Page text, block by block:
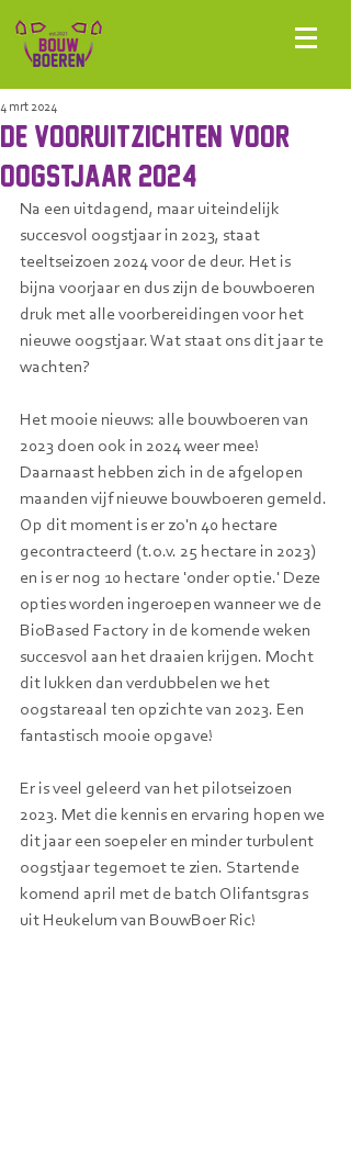
de vooruitzichten voor
oogstjaar 2024
4 mrt 2024
Na een uitdagend, maar uiteindelijk
succesvol oogstjaar in 2023, staat
teeltseizoen 2024 voor de deur. Het is
bijna voorjaar en dus zijn de bouwboeren
druk met alle voorbereidingen voor het
nieuwe oogstjaar. Wat staat ons dit jaar te
wachten?
Het mooie nieuws: alle bouwboeren van
2023 doen ook in 2024 weer mee!
Daarnaast hebben zich in de afgelopen
maanden vijf nieuwe bouwboeren gemeld.
Op dit moment is er zo'n 40 hectare
gecontracteerd (t.o.v. 25 hectare in 2023)
en is er nog 10 hectare 'onder optie.' Deze
opties worden ingeroepen wanneer we de
BioBased Factory in de komende weken
succesvol aan het draaien krijgen. Mocht
dit lukken dan verdubbelen we het
oogstareaal ten opzichte van 2023. Een
fantastisch mooie opgave!
Er is veel geleerd van het pilotseizoen
2023. Met die kennis en ervaring hopen we
dit jaar een soepeler en minder turbulent
oogstjaar tegemoet te zien. Startende
komend april met de batch Olifantsgras
uit Heukelum van BouwBoer Ric!